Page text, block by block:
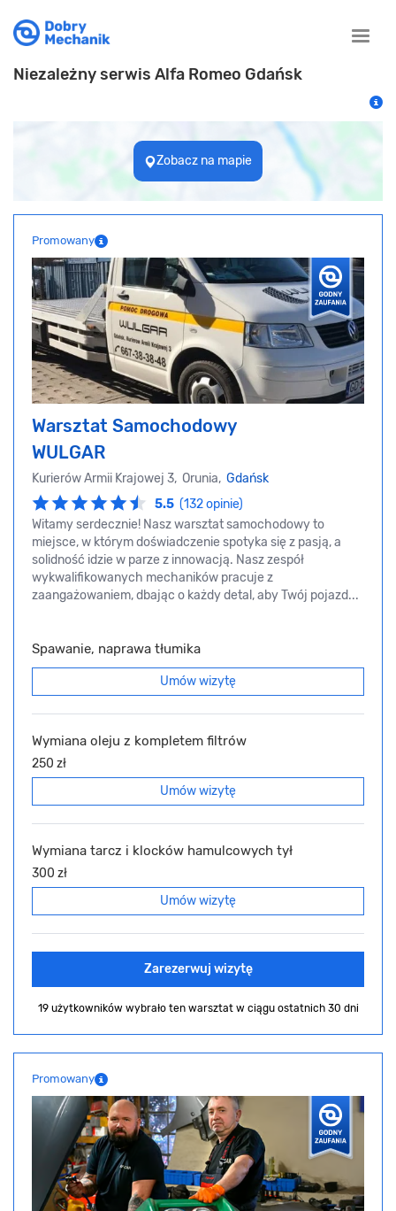
Toggle
Niezależny serwis Alfa Romeo Gdańsk
Zobacz na mapie
Promowany
Warsztat Samochodowy
WULGAR
Kurierów Armii Krajowej 3, Orunia, Gdańsk
5.5 (132 opinie)
Witamy serdecznie! Nasz warsztat samochodowy to
miejsce, w którym doświadczenie spotyka się z pasją, a
solidność idzie w parze z innowacją. Nasz zespół
wykwalifikowanych mechaników pracuje z
zaangażowaniem, dbając o każdy detal, aby Twój pojazd...
Spawanie, naprawa tłumika
Umów wizytę
Wymiana oleju z kompletem filtrów
250 zł
Umów wizytę
Wymiana tarcz i klocków hamulcowych tył
300 zł
Umów wizytę
Zarezerwuj wizytę
19 użytkowników wybrało ten warsztat w ciągu ostatnich 30 dni
Promowany